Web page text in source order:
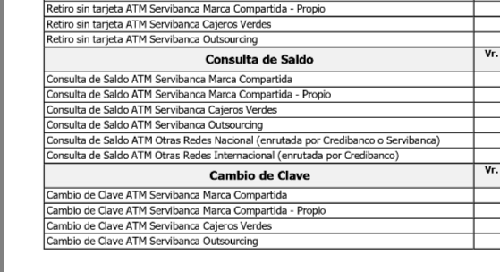
Retiro sin tarjeta ATM Servibanca Marca Compartida - Propio
Retiro sin tarjeta ATM Servibanca Cajeros Verdes
Retiro sin tarjeta ATM Servibanca Outsourcing
Consulta de Saldo Vr.
Consulta de Saldo ATM Servibanca Marca Compartida
Consulta de Saldo ATM Servibanca Marca Compartida - Propio
Consulta de Saldo ATM Servibanca Cajeros Verdes
Consulta de Saldo ATM Servibanca Outsourcing
Consulta de Saldo ATM Otras Redes Nacional (enrutada por Credibanco o Servibanca)
Consulta de Saldo ATM Otras Redes Internacional (enrutada por Credibanco)
Cambio de Clave Vr.
Cambio de Clave ATM Servibanca Marca Compartida
Cambio de Clave ATM Servibanca Marca Compartida - Propio
Cambio de Clave ATM Servibanca Cajeros Verdes
Cambio de Clave ATM Servibanca Outsourcing